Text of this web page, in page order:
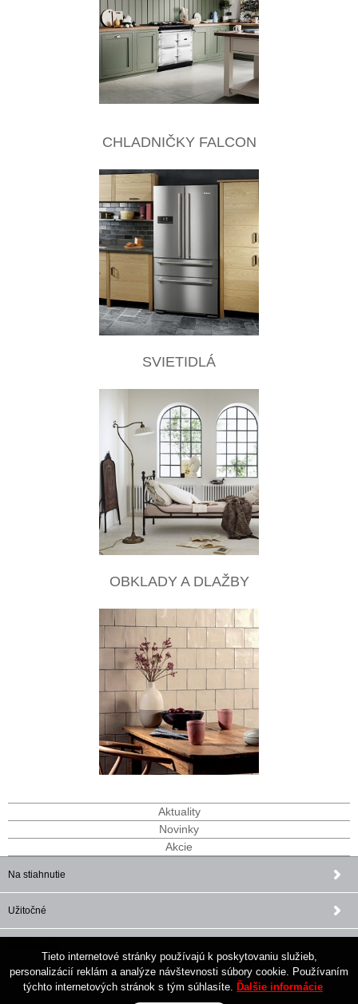
CHLADNIČKY FALCON
SVIETIDLÁ
OBKLADY A DLAŽBY
Aktuality
Novinky
Akcie
Na stiahnutie
Užitočné
Tieto internetové stránky používajú k poskytovaniu služieb,
personalizácií reklám a analýze návštevnosti súbory cookie. Používaním
týchto internetových stránok s tým súhlasíte. Ďalšie informácie